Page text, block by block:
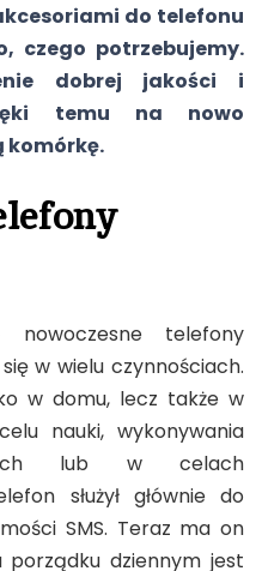
do telefonu
czego potrzebujemy.
dobrej jakości i
temu na nowo
komórkę.
telefony
w wielu czynnościach.
w domu, lecz także w
nauki, wykonywania
lub w celach
służył głównie do
SMS. Teraz ma on
porządku dziennym jest